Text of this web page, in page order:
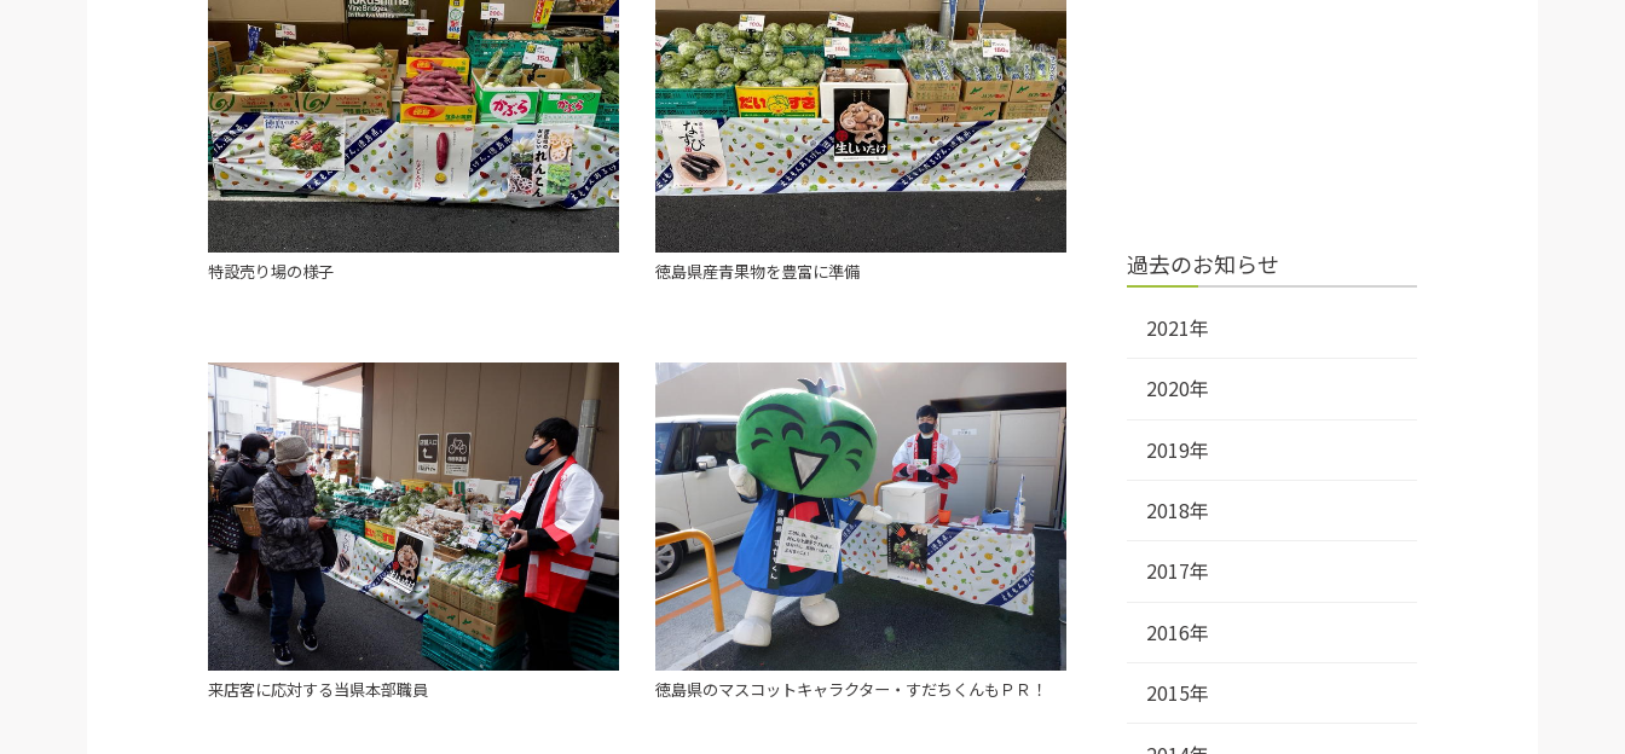
特設売り場の様子 徳島県産青果物を豊富に準備
来店客に応対する当県本部職員 徳島県のマスコットキャラクター・すだちくんもＰＲ！
過去のお知らせ
2021年
2020年
2019年
2018年
2017年
2016年
2015年